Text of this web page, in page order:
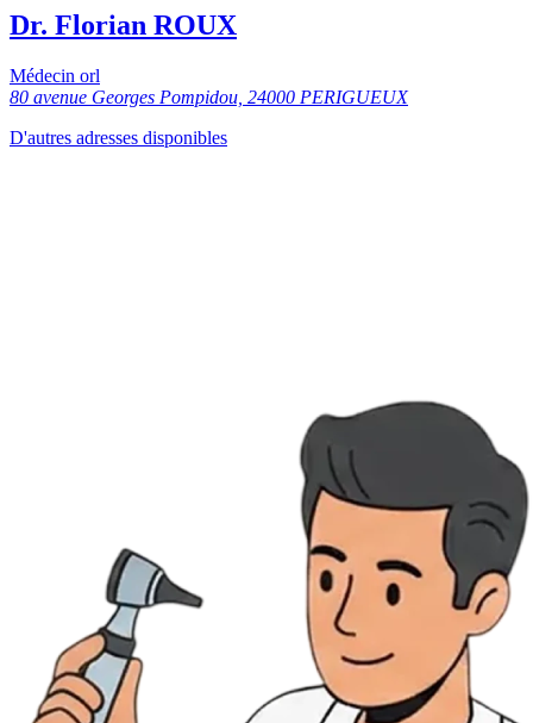
Dr. Florian ROUX
Médecin orl
80 avenue Georges Pompidou, 24000 PERIGUEUX
D'autres adresses disponibles